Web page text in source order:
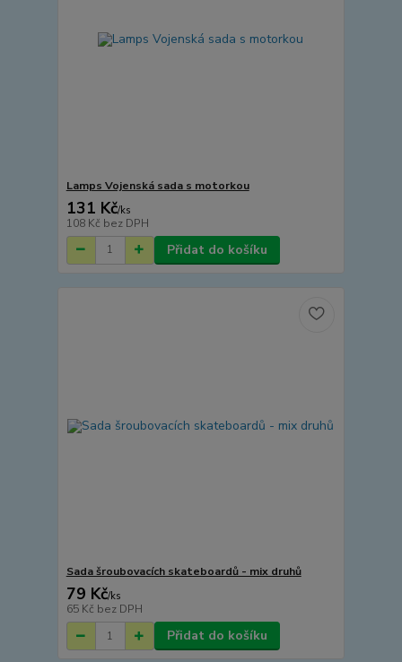
Lamps Vojenská sada s motorkou
131 Kč/ks
108 Kč bez DPH
Přidat do košíku
Sada šroubovacích skateboardů - mix druhů
79 Kč/ks
65 Kč bez DPH
Přidat do košíku